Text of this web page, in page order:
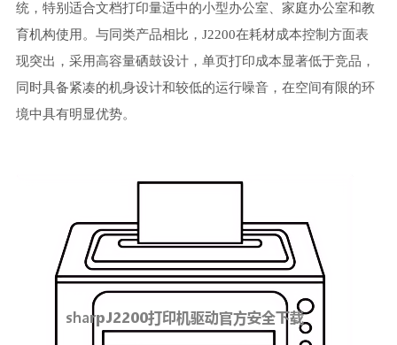
统，特别适合文档打印量适中的小型办公室、家庭办公室和教
育机构使用。与同类产品相比，J2200在耗材成本控制方面表
现突出，采用高容量硒鼓设计，单页打印成本显著低于竞品，
同时具备紧凑的机身设计和较低的运行噪音，在空间有限的环
境中具有明显优势。